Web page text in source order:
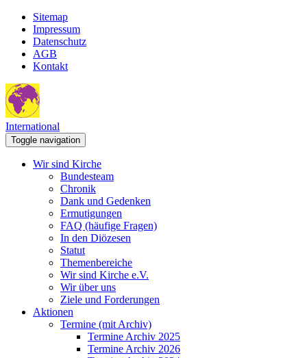
Sitemap
Impressum
Datenschutz
AGB
Kontakt
International
Toggle navigation
Wir sind Kirche
Bundesteam
Chronik
Dank und Gedenken
Ermutigungen
FAQ (häufige Fragen)
In den Diözesen
Statut
Themenbereiche
Wir sind Kirche e.V.
Wir über uns
Ziele und Forderungen
Aktionen
Termine (mit Archiv)
Termine Archiv 2025
Termine Archiv 2026